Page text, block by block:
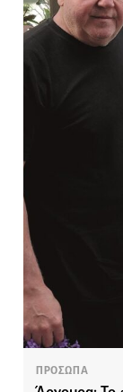
ΠΡΟΣΩΠΑ